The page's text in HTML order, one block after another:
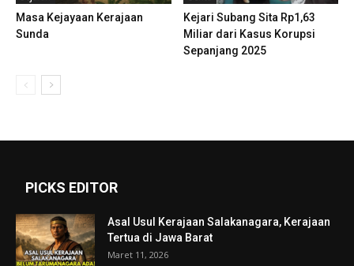
Masa Kejayaan Kerajaan
Sunda
Kejari Subang Sita Rp1,63
Miliar dari Kasus Korupsi
Sepanjang 2025
PICKS EDITOR
Asal Usul Kerajaan Salakanagara, Kerajaan
Tertua di Jawa Barat
Maret 11, 2026